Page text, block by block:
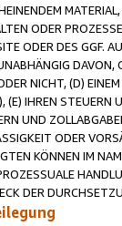
ODER
ODER DES GGF.
NICHT, (D)
(E) IHREN
UND
ODER
KÖNNEN IM
DER